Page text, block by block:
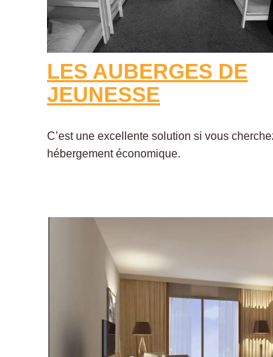
LES AUBERGES DE
JEUNESSE
C’est une excellente solution si vous
hébergement économique.